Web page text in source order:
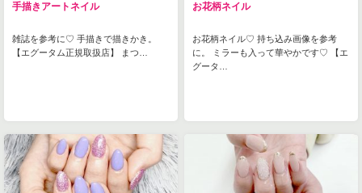
手描きアートネイル
雑誌を参考に♡ 手描きで描きかき。
【エグータム正規取扱店】 まつ…
お花柄ネイル
お花柄ネイル♡ 持ち込み画像を参考
に。 ミラーも入って華やかです♡ 【エ
グータ…